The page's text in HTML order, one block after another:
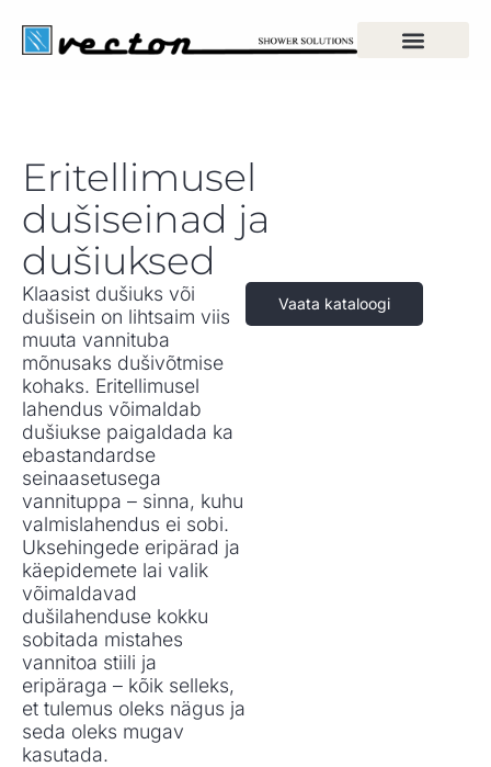
Eritellimusel
dušiseinad ja
dušiuksed
Klaasist dušiuks või
dušisein on lihtsaim viis
muuta vannituba
mõnusaks dušivõtmise
kohaks. Eritellimusel
lahendus võimaldab
dušiukse paigaldada ka
ebastandardse
seinaasetusega
vannituppa – sinna, kuhu
valmislahendus ei sobi.
Uksehingede eripärad ja
käepidemete lai valik
võimaldavad
dušilahenduse kokku
sobitada mistahes
vannitoa stiili ja
eripäraga – kõik selleks,
et tulemus oleks nägus ja
seda oleks mugav
kasutada.
Vaata kataloogi